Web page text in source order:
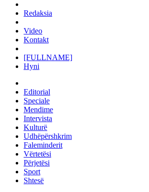
Redaksia
Video
Kontakt
[FULLNAME]
Hyni
Editorial
Speciale
Mendime
Intervista
Kulturë
Udhëpërshkrim
Faleminderit
Vërtetësi
Përjetësi
Sport
Shtesë